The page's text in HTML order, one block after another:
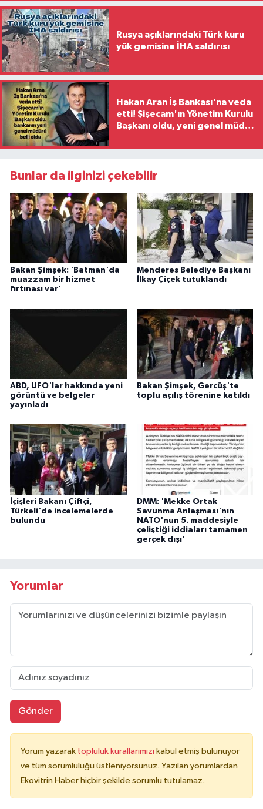
Rusya açıklarındaki Türk kuru
yük gemisine İHA saldırısı
Hakan Aran İş Bankası'na veda
etti! Şişecam'ın Yönetim Kurulu
Başkanı oldu, yeni genel müdür
Bunlar da ilginizi çekebilir
Bakan Şimşek: 'Batman'da
muazzam bir hizmet
fırtınası var'
Menderes Belediye Başkanı
İlkay Çiçek tutuklandı
ABD, UFO'lar hakkında yeni
görüntü ve belgeler
yayınladı
Bakan Şimşek, Gercüş'te
toplu açılış törenine katıldı
İçişleri Bakanı Çiftçi,
Türkeli'de incelemelerde
bulundu
DMM: 'Mekke Ortak
Savunma Anlaşması'nın
NATO'nun 5. maddesiyle
çeliştiği iddiaları tamamen
gerçek dışı'
Yorumlar
Gönder
Yorum yazarak topluluk kurallarımızı kabul etmiş bulunuyor
ve tüm sorumluluğu üstleniyorsunuz. Yazılan yorumlardan
Ekovitrin Haber hiçbir şekilde sorumlu tutulamaz.